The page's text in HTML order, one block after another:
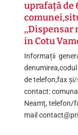
uprafață de
,,Dispensar
in Cotu
Informații
de telefon,fax
contact:
Neamț, telefon/
mail